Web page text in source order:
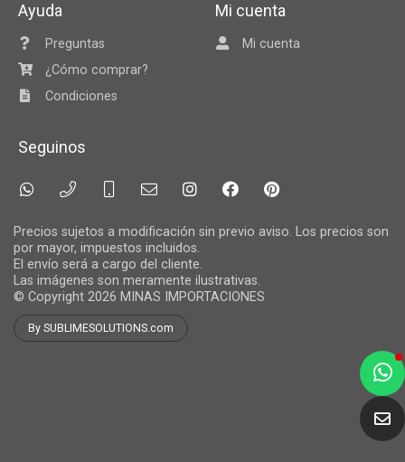
Ayuda
Preguntas
¿Cómo comprar?
Condiciones
Mi cuenta
Mi cuenta
Seguinos
Precios sujetos a modificación sin previo aviso. Los precios son
por mayor, impuestos incluidos.
El envío será a cargo del cliente.
Las imágenes son meramente ilustrativas.
© Copyright 2026 MINAS IMPORTACIONES
By SUBLIMESOLUTIONS.com